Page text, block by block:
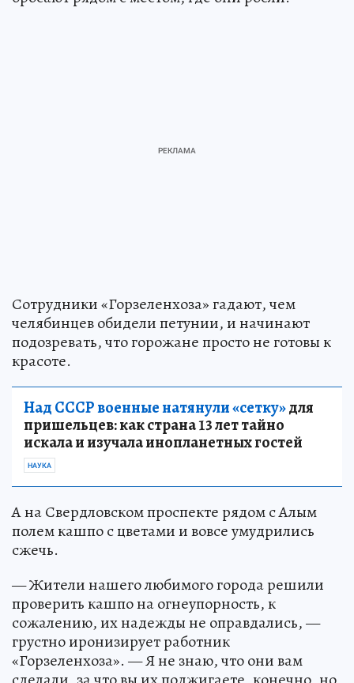
Сотрудники «Горзеленхоза» гадают, чем
челябинцев обидели петунии, и начинают
подозревать, что горожане просто не готовы к
красоте.
Над СССР военные натянули «сетку»для
пришельцев: как страна 13 лет тайно
искала и изучала инопланетных гостей
НАУКА
А на Свердловском проспекте рядом с Алым
полем кашпо с цветами и вовсе умудрились
сжечь.
— Жители нашего любимого города решили
проверить кашпо на огнеупорность, к
сожалению, их надежды не оправдались, —
грустно иронизирует работник
«Горзеленхоза». — Я не знаю, что они вам